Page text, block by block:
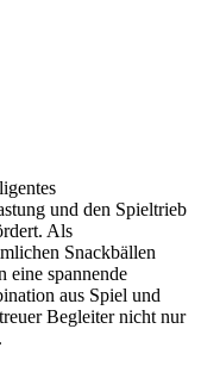
und den Spieltrieb
Als
Snackbällen
eine spannende
aus Spiel und
Begleiter nicht nur